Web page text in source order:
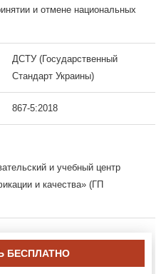
и отмене национальных
ДСТУ (Государственный
Стандарт Украины)
867-5:2018
и учебный центр
и качества» (ГП
БЕСПЛАТНО